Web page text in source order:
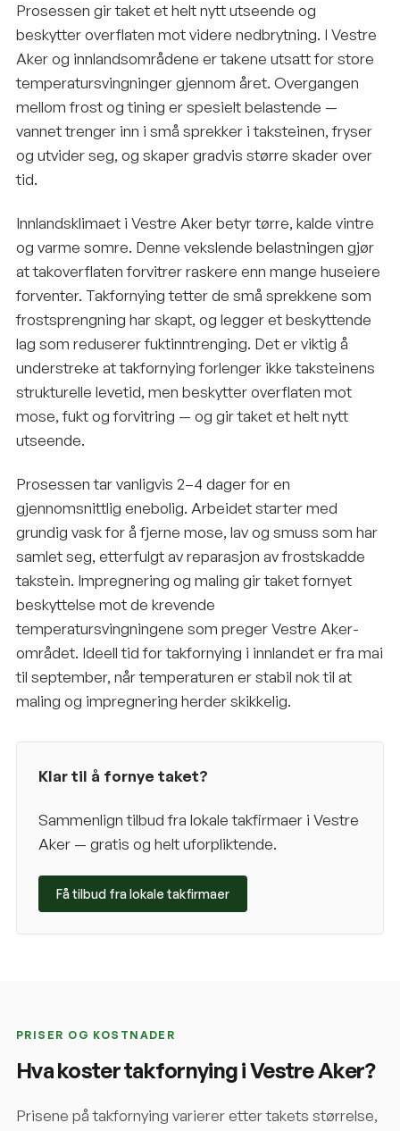
Prosessen gir taket et helt nytt utseende og
beskytter overflaten mot videre nedbrytning. I Vestre
Aker og innlandsområdene er takene utsatt for store
temperatursvingninger gjennom året. Overgangen
mellom frost og tining er spesielt belastende —
vannet trenger inn i små sprekker i taksteinen, fryser
og utvider seg, og skaper gradvis større skader over
tid.
Innlandsklimaet i Vestre Aker betyr tørre, kalde vintre
og varme somre. Denne vekslende belastningen gjør
at takoverflaten forvitrer raskere enn mange huseiere
forventer. Takfornying tetter de små sprekkene som
frostsprengning har skapt, og legger et beskyttende
lag som reduserer fuktinntrenging. Det er viktig å
understreke at takfornying forlenger ikke taksteinens
strukturelle levetid, men beskytter overflaten mot
mose, fukt og forvitring — og gir taket et helt nytt
utseende.
Prosessen tar vanligvis 2–4 dager for en
gjennomsnittlig enebolig. Arbeidet starter med
grundig vask for å fjerne mose, lav og smuss som har
samlet seg, etterfulgt av reparasjon av frostskadde
takstein. Impregnering og maling gir taket fornyet
beskyttelse mot de krevende
temperatursvingningene som preger Vestre Aker-
området. Ideell tid for takfornying i innlandet er fra mai
til september, når temperaturen er stabil nok til at
maling og impregnering herder skikkelig.
Klar til å fornye taket?
Sammenlign tilbud fra lokale takfirmaer i Vestre
Aker — gratis og helt uforpliktende.
Få tilbud fra lokale takfirmaer
PRISER OG KOSTNADER
Hva koster takfornying iVestre Aker?
Prisene på takfornying varierer etter takets størrelse,